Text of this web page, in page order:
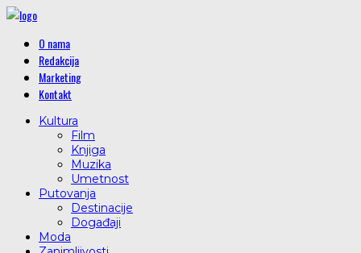
O nama
Redakcija
Marketing
Kontakt
Kultura
Film
Knjiga
Muzika
Umetnost
Putovanja
Destinacije
Događaji
Moda